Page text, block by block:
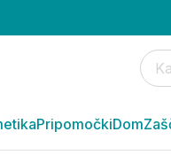
PripomočkiDom